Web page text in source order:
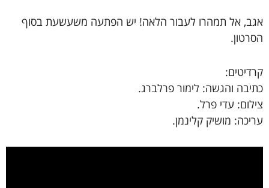
אגב, אל תמהרו לעבור הלאה! יש הפתעה משעשעת בסוף
הסרטון.
קרדיטים:
כתיבה והגשה: לימור פרלברג.
צילום: עדי פרל.
עריכה: מושיק קלינמן.